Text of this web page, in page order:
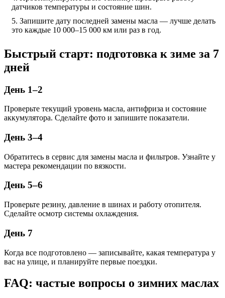
датчиков температуры и состояние шин.
Запишите дату последней замены масла — лучше делать
это каждые 10 000–15 000 км или раз в год.
Быстрый старт: подготовка к зиме за 7
дней
День 1–2
Проверьте текущий уровень масла, антифриза и состояние
аккумулятора. Сделайте фото и запишите показатели.
День 3–4
Обратитесь в сервис для замены масла и фильтров. Узнайте у
мастера рекомендации по вязкости.
День 5–6
Проверьте резину, давление в шинах и работу отопителя.
Сделайте осмотр системы охлаждения.
День 7
Когда все подготовлено — записывайте, какая температура у
вас на улице, и планируйте первые поездки.
FAQ: частые вопросы о зимних маслах